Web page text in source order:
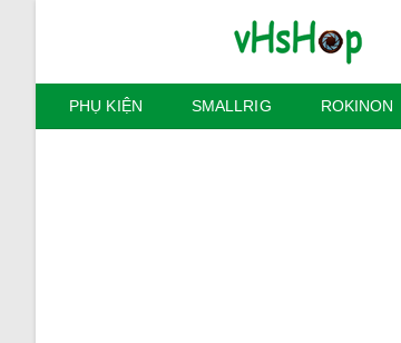
PHỤ KIỆN SMALLRIG ROKINON